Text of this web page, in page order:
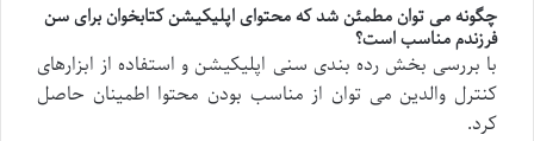
چگونه می توان مطمئن شد که محتوای اپلیکیشن کتابخوان برای سن
فرزندم مناسب است؟
با بررسی بخش رده بندی سنی اپلیکیشن و استفاده از ابزارهای
کنترل والدین می توان از مناسب بودن محتوا اطمینان حاصل
کرد.